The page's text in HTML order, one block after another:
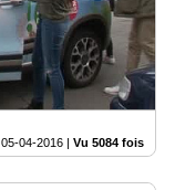
05-04-2016 | Vu 5084 fois